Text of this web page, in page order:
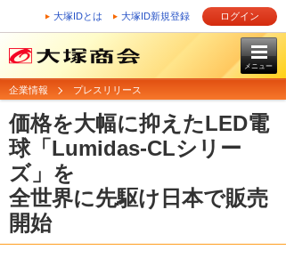
大塚IDとは 大塚ID新規登録 ログイン
メニュー
企業情報 プレスリリース
価格を大幅に抑えたLED電
球「Lumidas-CLシリー
ズ」を
全世界に先駆け日本で販売
開始